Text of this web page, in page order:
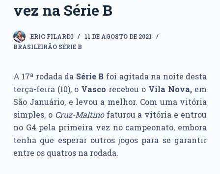
vez na Série B
ERIC FILARDI
11 DE AGOSTO DE 2021
BRASILEIRÃO SÉRIE B
A 17ª rodada da Série B foi agitada na noite desta
terça-feira (10), o Vasco recebeu o Vila Nova, em
São Januário, e levou a melhor. Com uma vitória
simples, o Cruz-Maltino faturou a vitória e entrou
no G4 pela primeira vez no campeonato, embora
tenha que esperar outros jogos para se garantir
entre os quatros na rodada.